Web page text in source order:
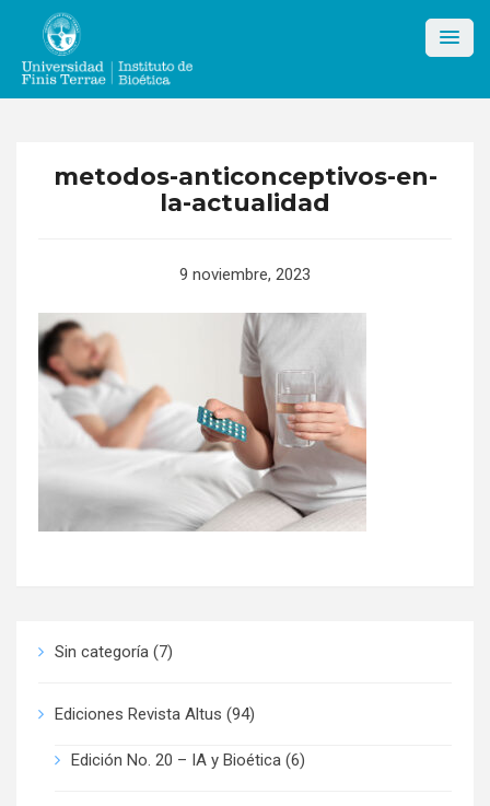
content
metodos-anticonceptivos-en-
la-actualidad
9 noviembre, 2023
Sin categoría (7)
Ediciones Revista Altus (94)
Edición No. 20 – IA y Bioética (6)